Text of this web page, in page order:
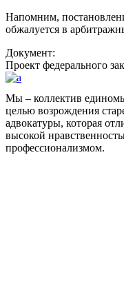
Напомним,
обжалуется в
Документ:
Проект федерального
Мы – коллектив
целью возрождения
адвокатуры, которая
высокой
профессионализмом.